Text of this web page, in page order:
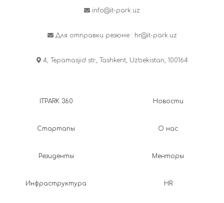
info@it-park.uz
Для отправки резюме : hr@it-park.uz
4, Tepamasjid str., Tashkent, Uzbekistan, 100164
ITPARK 360
Стартапы
Резиденты
Инфраструктура
Новости
О нас
Менторы
HR